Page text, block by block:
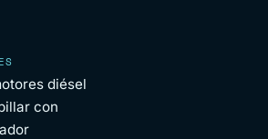
diésel
con